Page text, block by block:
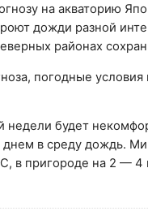
на акваторию
дожди разной
районах
погодные
будет
в среду дождь.
в пригороде на 2 —